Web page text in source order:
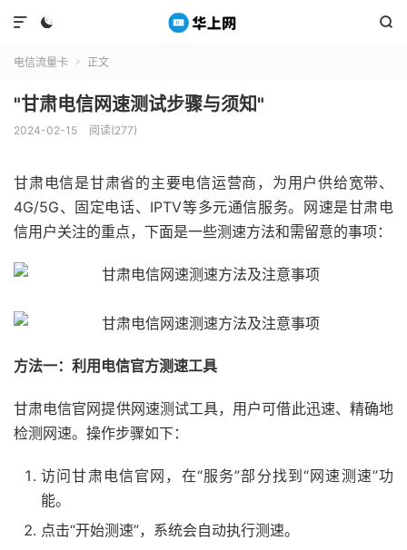
 

电信流量卡  正文
"甘肃电信网速测试步骤与须知"
2024-02-15 阅读(277)
甘肃电信是甘肃省的主要电信运营商，为用户供给宽带、
4G/5G、固定电话、IPTV等多元通信服务。网速是甘肃电
信用户关注的重点，下面是一些测速方法和需留意的事项：
方法一：利用电信官方测速工具
甘肃电信官网提供网速测试工具，用户可借此迅速、精确地
检测网速。操作步骤如下：
访问甘肃电信官网，在“服务”部分找到“网速测速”功
能。
点击“开始测速”，系统会自动执行测速。